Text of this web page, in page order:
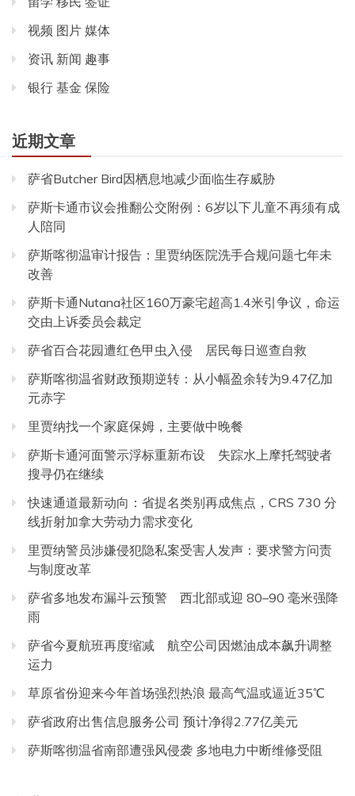
视频 图片 媒体
资讯 新闻 趣事
银行 基金 保险
近期文章
萨省Butcher Bird因栖息地减少面临生存威胁
萨斯卡通市议会推翻公交附例：6岁以下儿童不再须有成
人陪同
萨斯喀彻温审计报告：里贾纳医院洗手合规问题七年未
改善
萨斯卡通Nutana社区160万豪宅超高1.4米引争议，命运
交由上诉委员会裁定
萨省百合花园遭红色甲虫入侵 居民每日巡查自救
萨斯喀彻温省财政预期逆转：从小幅盈余转为9.47亿加
元赤字
里贾纳找一个家庭保姆，主要做中晚餐
萨斯卡通河面警示浮标重新布设 失踪水上摩托驾驶者
搜寻仍在继续
快速通道最新动向：省提名类别再成焦点，CRS 730 分
线折射加拿大劳动力需求变化
里贾纳警员涉嫌侵犯隐私案受害人发声：要求警方问责
与制度改革
萨省多地发布漏斗云预警 西北部或迎 80–90 毫米强降
雨
萨省今夏航班再度缩减 航空公司因燃油成本飙升调整
运力
草原省份迎来今年首场强烈热浪 最高气温或逼近35℃
萨省政府出售信息服务公司 预计净得2.77亿美元
萨斯喀彻温省南部遭强风侵袭 多地电力中断维修受阻